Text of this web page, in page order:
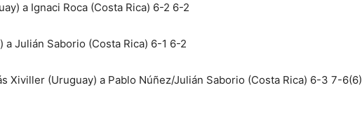
a Ignaci Roca (Costa Rica) 6-2 6-2
a Julián Saborio (Costa Rica) 6-1 6-2
Xiviller (Uruguay) a Pablo Núñez/Julián Saborio (Costa Rica) 6-3 7-6(6)